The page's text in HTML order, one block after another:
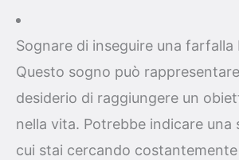
Sognare di inseguire una farfalla
Questo sogno può
desiderio di raggiungere un
nella vita. Potrebbe indicare una
cui stai cercando